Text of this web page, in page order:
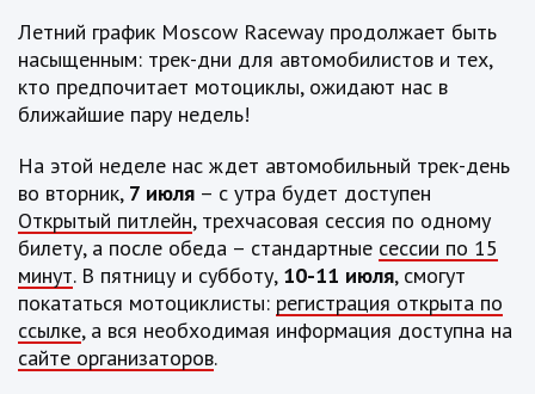
Летний график Moscow Raceway продолжает быть
насыщенным: трек-дни для автомобилистов и тех,
кто предпочитает мотоциклы, ожидают нас в
ближайшие пару недель!
На этой неделе нас ждет автомобильный трек-день
во вторник, 7 июля – с утра будет доступен
Открытый питлейн, трехчасовая сессия по одному
билету, а после обеда – стандартные сессии по 15
минут. В пятницу и субботу, 10-11 июля, смогут
покататься мотоциклисты: регистрация открыта по
ссылке, а вся необходимая информация доступна на
сайте организаторов.